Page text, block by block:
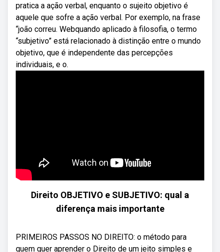
pratica a ação verbal, enquanto o sujeito objetivo é
aquele que sofre a ação verbal. Por exemplo, na frase
“joão correu. Webquando aplicado à filosofia, o termo
“subjetivo” está relacionado à distinção entre o mundo
objetivo, que é independente das percepções
individuais, e o.
Direito OBJETIVO e SUBJETIVO: qual a
diferença mais importante
PRIMEIROS PASSOS NO DIREITO: o método para
quem quer aprender o Direito de um jeito simples e